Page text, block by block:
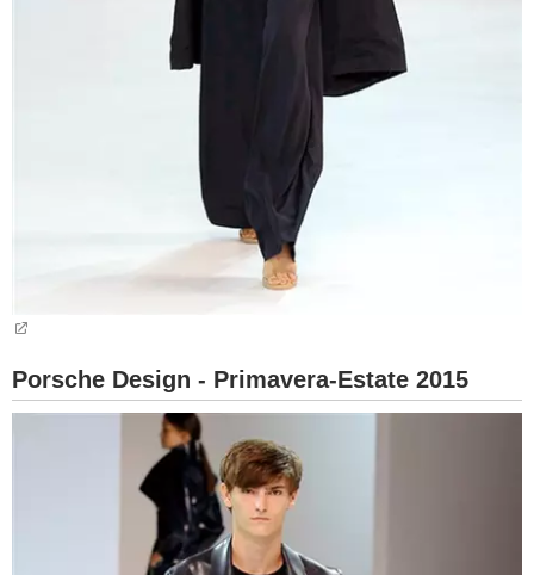
Porsche Design - Primavera-Estate 2015